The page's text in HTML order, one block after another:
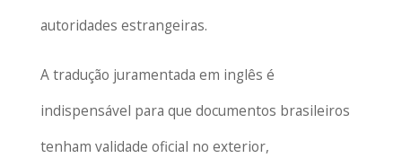
autoridades estrangeiras.
A tradução juramentada em inglês é
indispensável para que documentos brasileiros
tenham validade oficial no exterior,